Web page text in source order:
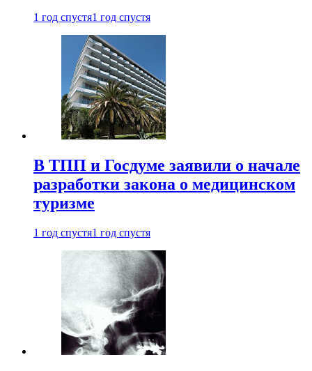
1 год спустя1 год спустя
В ТПП и Госдуме заявили о начале
разработки закона о медицинском
туризме
1 год спустя1 год спустя